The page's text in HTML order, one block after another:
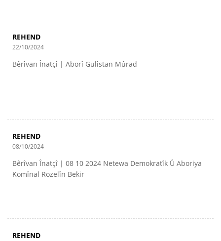
REHEND
22/10/2024
Bêrîvan Înatçî | Aborî Gulîstan Mûrad
REHEND
08/10/2024
Bêrîvan Înatçî | 08 10 2024 Netewa Demokratîk Û Aboriya
Komînal Rozelîn Bekir
REHEND